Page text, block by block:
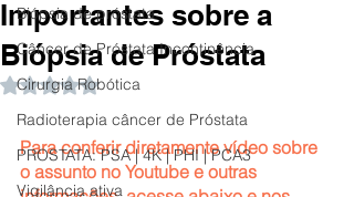
Biópsia de próstata
Câncer de Próstata Incontinência
Cirurgia Robótica
Radioterapia câncer de Próstata
PROSTATA: PSA | 4K | PHI | PCA3
Vigilância ativa
Importantes sobre a
Biópsia de Próstata
Avaliado com NaN de 5 estrelas.
Para conferir diretamente vídeo sobre
o assunto no Youtube e outras